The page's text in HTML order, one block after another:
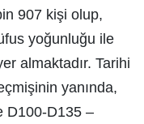
907 kişi olup,
yoğunluğu ile
almaktadır. Tarihi
yanında,
D100-D135 –